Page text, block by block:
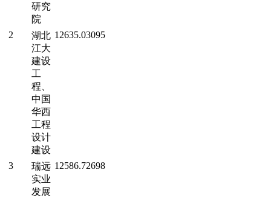
研究
院
2
湖北
江大
建设
工
程、
中国
华西
工程
设计
建设
12635.03095
3
瑞远
实业
发展
12586.72698